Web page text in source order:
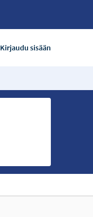
Kirjaudu sisään